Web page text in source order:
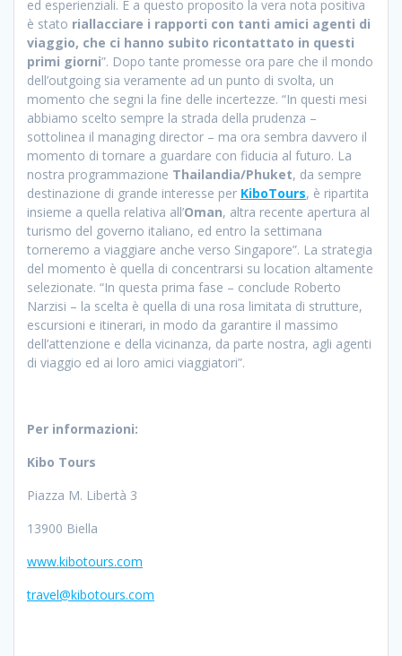
ed esperienziali. E a questo proposito la vera nota positiva
è stato riallacciare i rapporti con tanti amici agenti di
viaggio, che ci hanno subito ricontattato in questi
primi giorni”. Dopo tante promesse ora pare che il mondo
dell’outgoing sia veramente ad un punto di svolta, un
momento che segni la fine delle incertezze. “In questi mesi
abbiamo scelto sempre la strada della prudenza –
sottolinea il managing director – ma ora sembra davvero il
momento di tornare a guardare con fiducia al futuro. La
nostra programmazione Thailandia/Phuket, da sempre
destinazione di grande interesse per KiboTours, è ripartita
insieme a quella relativa all’Oman, altra recente apertura al
turismo del governo italiano, ed entro la settimana
torneremo a viaggiare anche verso Singapore”. La strategia
del momento è quella di concentrarsi su location altamente
selezionate. “In questa prima fase – conclude Roberto
Narzisi – la scelta è quella di una rosa limitata di strutture,
escursioni e itinerari, in modo da garantire il massimo
dell’attenzione e della vicinanza, da parte nostra, agli agenti
di viaggio ed ai loro amici viaggiatori”.
Per informazioni:
Kibo Tours
Piazza M. Libertà 3
13900 Biella
www.kibotours.com
travel@kibotours.com